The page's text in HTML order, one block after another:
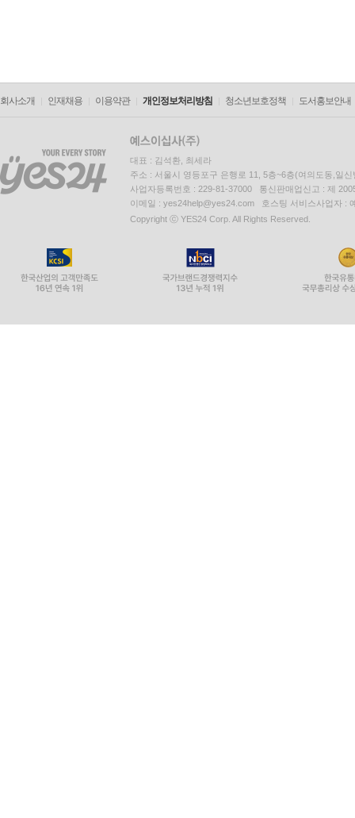
회사소개 인재채용 이용약관 개인정보처리방침 청소년보호정책 도서홍보안내
대표 : 김석환, 최세라
주소 : 서울시 영등포구 은행로 11, 5층~6층(여의도동,일신
사업자등록번호 : 229-81-37000 통신판매업신고 : 제
이메일 : yes24help@yes24.com 호스팅 서비스사업자 :
Copyright ⓒ YES24 Corp. All Rights Reserved.